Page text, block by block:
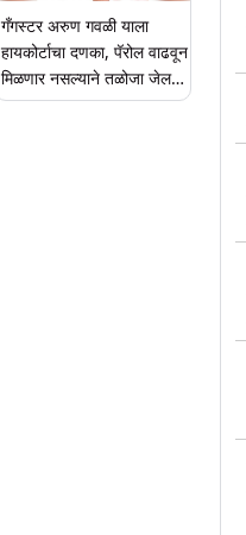
गँगस्टर अरुण गवळी याला
हायकोर्टाचा दणका, पॅरोल वाढवून
मिळणार नसल्याने तळोजा जेलला
सरेंडर होण्याचे निर्देशन